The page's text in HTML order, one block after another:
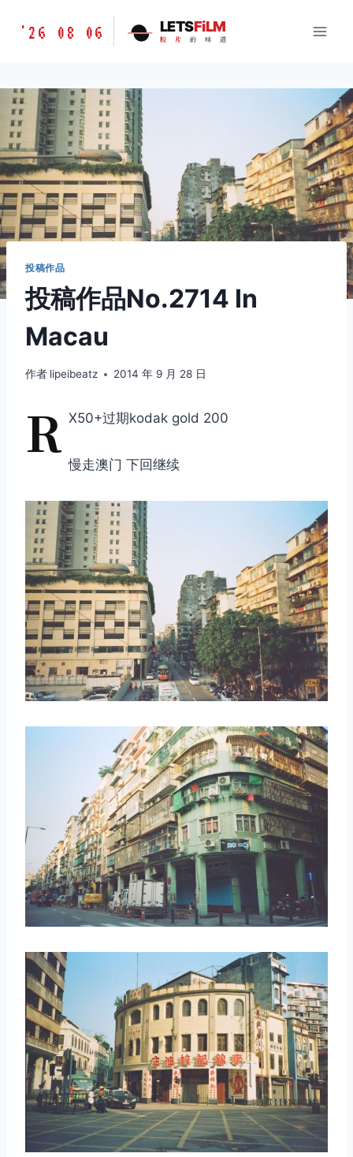
胶
味
道
LETSFILM
'26 08 06 LETSFiLM
胶 片 的 味 道
投稿作品
投稿作品No.2714 In
Macau
作者 lipeibeatz 2014 年 9 月 28 日
R X50+过期kodak gold 200
慢走澳门 下回继续